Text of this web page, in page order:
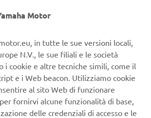
YAMAHA: LA
l'acquisto di uno scooter elettrico, il
ciò che fa per te.
con anni di esperienza nel settore
puoi fidarti della qualità del loro
Motor
in tutte le sue versioni locali,
N.V., le sue filiali e le società
i cookie e altre tecniche simili, come il
e i Web beacon. Utilizziamo cookie
al sito Web di funzionare
fornirvi alcune funzionalità di base,
delle credenziali di accesso e le